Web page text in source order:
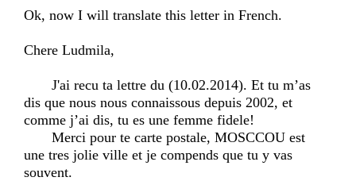
Ok, now I will translate this letter in French.
Chere Ludmila,
J'ai recu ta lettre du (10.02.2014). Et tu m’as
dis que nous nous connaissous depuis 2002, et
comme j’ai dis, tu es une femme fidele!
Merci pour te carte postale, MOSCCOU est
une tres jolie ville et je compends que tu y vas
souvent.